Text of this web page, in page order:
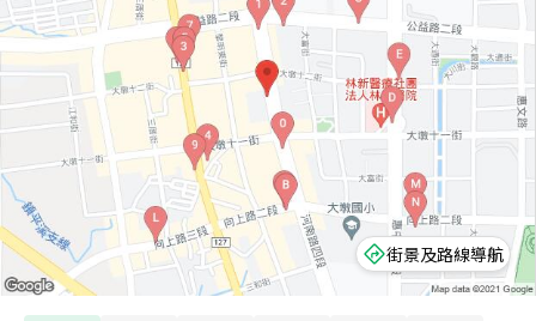
街景及路線導航